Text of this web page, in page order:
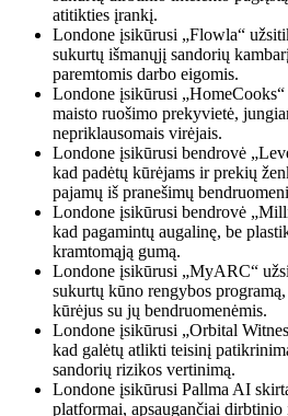
atitikties įrankį.
Londone įsikūrusi „Flowla“
sukurtų išmanųjį sandorių
paremtomis darbo eigomis.
Londone įsikūrusi
maisto ruošimo prekyvietė,
nepriklausomais virėjais.
Londone įsikūrusi bendrovė
kad padėtų kūrėjams ir prekių
pajamų iš pranešimų
Londone įsikūrusi bendrovė
kad pagamintų augalinę, be
kramtomąją gumą.
Londone įsikūrusi „MyARC“
sukurtų kūno rengybos
kūrėjus su jų bendruomenėmis.
Londone įsikūrusi „Orbital
kad galėtų atlikti teisinį
sandorių rizikos vertinimą.
Londone įsikūrusi Pallma AI
platformai, apsaugančiai dirbtinio